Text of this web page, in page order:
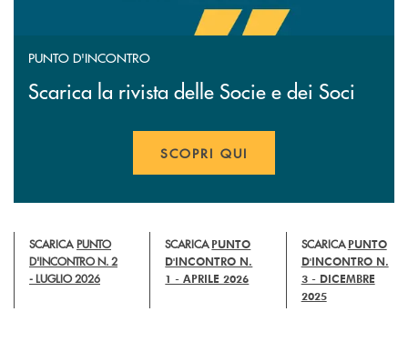
PUNTO D'INCONTRO
Scarica la rivista delle Socie e dei Soci
SCOPRI QUI
SCARICA PUNTO
D'INCONTRO N. 2
- LUGLIO 2026
SCARICAPUNTO
D'INCONTRO N.
1 - APRILE 2026
SCARICAPUNTO
D'INCONTRO N.
3 - DICEMBRE
2025